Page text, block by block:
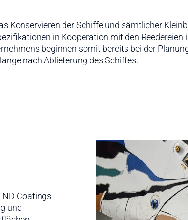
Konservieren der Schiffe und sämtlicher
in Kooperation mit den Reedereien
beginnen somit bereits bei der
nach Ablieferung des Schiffes.
Coatings
und